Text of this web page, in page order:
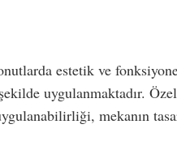
estetik ve
uygulanmaktadır.
mekanın